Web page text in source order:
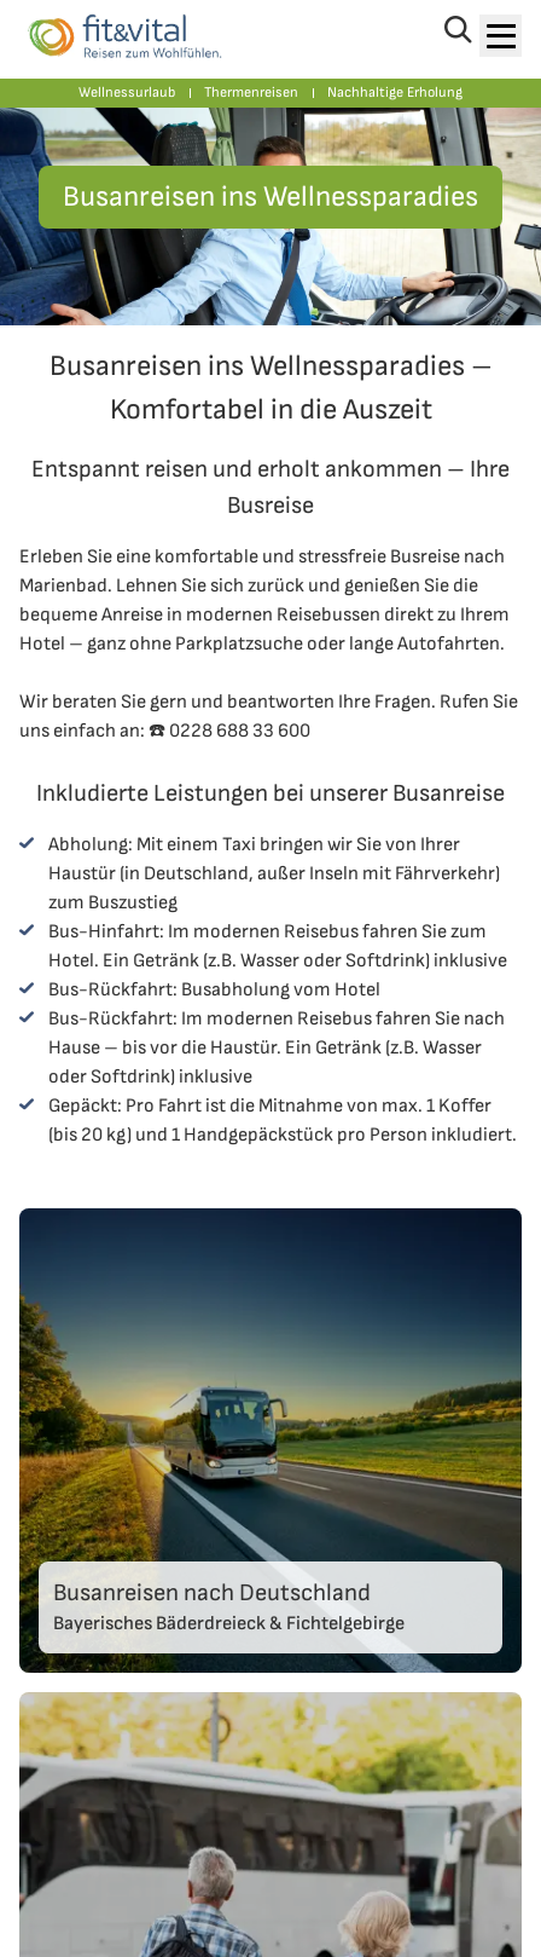
Vorteile von Bavaria Fernreisen
Wellnessurlaub Thermenreisen Nachhaltige Erholung
Busanreisen ins Wellnessparadies
Busanreisen ins Wellnessparadies –
Komfortabel in die Auszeit
Entspannt reisen und erholt ankommen – Ihre
Busreise
Erleben Sie eine komfortable und stressfreie Busreise nach
Marienbad. Lehnen Sie sich zurück und genießen Sie die
bequeme Anreise in modernen Reisebussen direkt zu Ihrem
Hotel – ganz ohne Parkplatzsuche oder lange Autofahrten.
Wir beraten Sie gern und beantworten Ihre Fragen. Rufen Sie
uns einfach an: ☎️ 0228 688 33 600
Inkludierte Leistungen bei unserer Busanreise
Abholung: Mit einem Taxi bringen wir Sie von Ihrer
Haustür (in Deutschland, außer Inseln mit Fährverkehr)
zum Buszustieg
Bus-Hinfahrt: Im modernen Reisebus fahren Sie zum
Hotel. Ein Getränk (z.B. Wasser oder Softdrink) inklusive
Bus-Rückfahrt: Busabholung vom Hotel
Bus-Rückfahrt: Im modernen Reisebus fahren Sie nach
Hause – bis vor die Haustür. Ein Getränk (z.B. Wasser
oder Softdrink) inklusive
Gepäckt: Pro Fahrt ist die Mitnahme von max. 1 Koffer
(bis 20 kg) und 1 Handgepäckstück pro Person inkludiert.
Busanreisen nach Deutschland
Bayerisches Bäderdreieck & Fichtelgebirge